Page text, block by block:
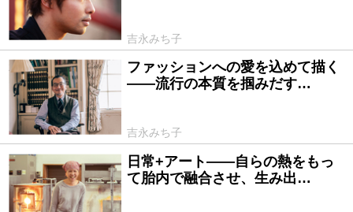
吉永みち子
2019/03/26
ファッションへの愛を込めて描く
――流行の本質を掴みだす…
吉永みち子
2019/02/25
日常+アート――自らの熱をもっ
て胎内で融合させ、生み出…